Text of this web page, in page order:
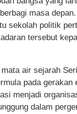
masa
sekolah politik
tersebut
air sejarah
pada gerakan
menjadi
dalam